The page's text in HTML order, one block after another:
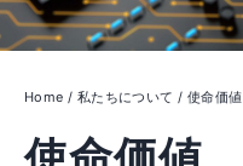
Home / 私たちについて / 使命価値